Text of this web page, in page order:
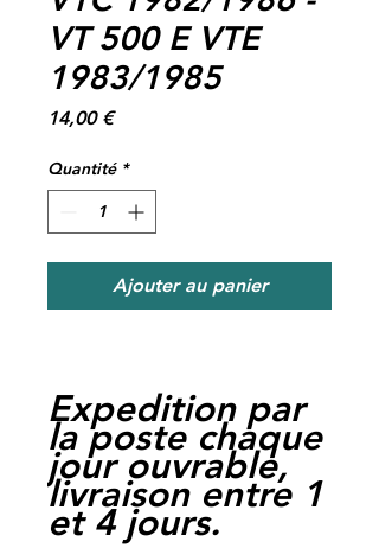
VT 500 E VTE
1983/1985
14,00 €Prix
Quantité *
Ajouter au panier
Expedition par
la poste chaque
jour ouvrable,
livraison entre 1
et 4 jours.